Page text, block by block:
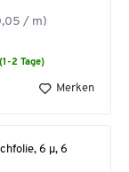
/ m)
2 Tage)
Merken
6 µ, 6